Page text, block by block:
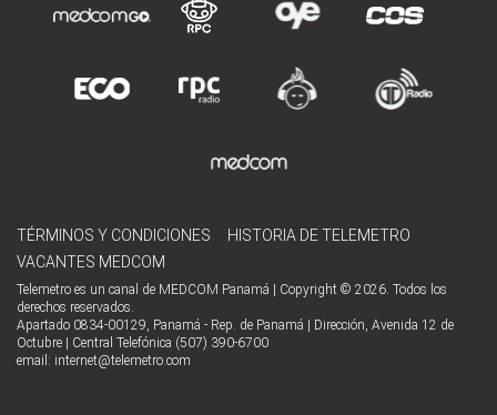
TÉRMINOS Y CONDICIONES
HISTORIA DE TELEMETRO
VACANTES MEDCOM
Telemetro es un canal de MEDCOM Panamá | Copyright © 2026. Todos los
derechos reservados.
Apartado 0834-00129, Panamá - Rep. de Panamá | Dirección, Avenida 12 de
Octubre | Central Telefónica (507) 390-6700
email: internet@telemetro.com